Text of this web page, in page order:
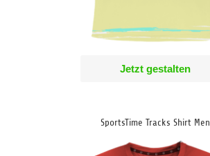
Jetzt gestalten
SportsTime Tracks Shirt Men